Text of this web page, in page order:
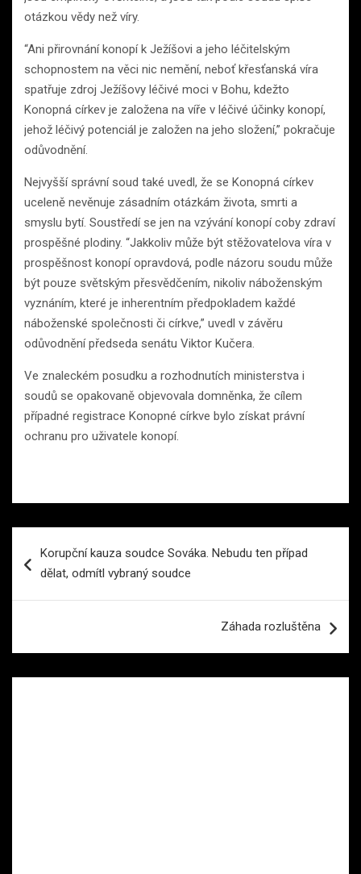
otázkou vědy než víry.
“Ani přirovnání konopí k Ježíšovi a jeho léčitelským
schopnostem na věci nic nemění, neboť křesťanská víra
spatřuje zdroj Ježíšovy léčivé moci v Bohu, kdežto
Konopná církev je založena na víře v léčivé účinky konopí,
jehož léčivý potenciál je založen na jeho složení,” pokračuje
odůvodnění.
Nejvyšší správní soud také uvedl, že se Konopná církev
uceleně nevěnuje zásadním otázkám života, smrti a
smyslu bytí. Soustředí se jen na vzývání konopí coby zdraví
prospěšné plodiny. “Jakkoliv může být stěžovatelova víra v
prospěšnost konopí opravdová, podle názoru soudu může
být pouze světským přesvědčením, nikoliv náboženským
vyznáním, které je inherentním předpokladem každé
náboženské společnosti či církve,” uvedl v závěru
odůvodnění předseda senátu Viktor Kučera.
Ve znaleckém posudku a rozhodnutích ministerstva i
soudů se opakovaně objevovala domněnka, že cílem
případné registrace Konopné církve bylo získat právní
ochranu pro uživatele konopí.
proKorupční kauza soudce Sováka. Nebudu ten případ
dělat, odmítl vybraný soudce
Záhada rozluštěna